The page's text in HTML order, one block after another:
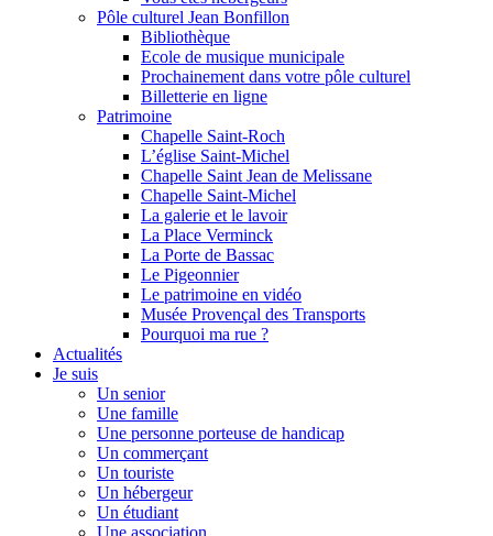
Pôle culturel Jean Bonfillon
Bibliothèque
Ecole de musique municipale
Prochainement dans votre pôle culturel
Billetterie en ligne
Patrimoine
Chapelle Saint-Roch
L’église Saint-Michel
Chapelle Saint Jean de Melissane
Chapelle Saint-Michel
La galerie et le lavoir
La Place Verminck
La Porte de Bassac
Le Pigeonnier
Le patrimoine en vidéo
Musée Provençal des Transports
Pourquoi ma rue ?
Actualités
Je suis
Un senior
Une famille
Une personne porteuse de handicap
Un commerçant
Un touriste
Un hébergeur
Un étudiant
Une association